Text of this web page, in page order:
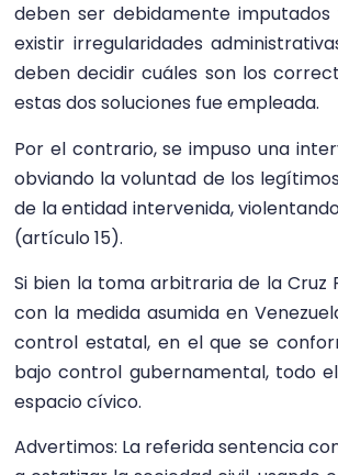
deben ser debidamente
existir irregularidades
deben decidir cuáles son los
estas dos soluciones fue empleada.
Por el contrario, se impuso una
obviando la voluntad de los
de la entidad intervenida,
(artículo 15).
Si bien la toma arbitraria de la Cruz
con la medida asumida en
control estatal, en el que se
bajo control gubernamental, todo
espacio cívico.
Advertimos: La referida sentencia